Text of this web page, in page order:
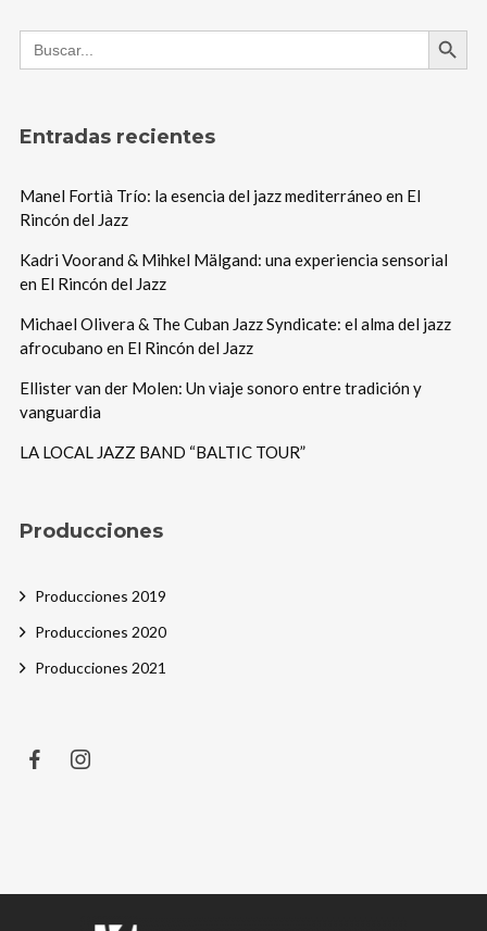
Search
for:
Search Button
Entradas recientes
Manel Fortià Trío: la esencia del jazz mediterráneo en El
Rincón del Jazz
Kadri Voorand & Mihkel Mälgand: una experiencia sensorial
en El Rincón del Jazz
Michael Olivera & The Cuban Jazz Syndicate: el alma del jazz
afrocubano en El Rincón del Jazz
Ellister van der Molen: Un viaje sonoro entre tradición y
vanguardia
LA LOCAL JAZZ BAND “BALTIC TOUR”
Producciones
Producciones 2019
Producciones 2020
Producciones 2021